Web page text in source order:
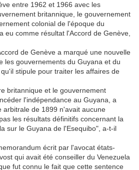
entre 1962 et 1966 avec les
britannique, le gouvernement
colonial de l'époque du
eu comme résultat l'Accord de Genève,
de Genève a marqué une nouvelle
les gouvernements du Guyana et du
stipule pour traiter les affaires de
britannique et le gouvernement
l'indépendance au Guyana, a
arbitrale de 1899 n'avait aucune
les résultats définitifs concernant la
sur le Guyana de l'Esequibo", a-t-il
écrit par l'avocat états-
qui avait été conseiller du Venezuela
fut connu le fait que cette sentence